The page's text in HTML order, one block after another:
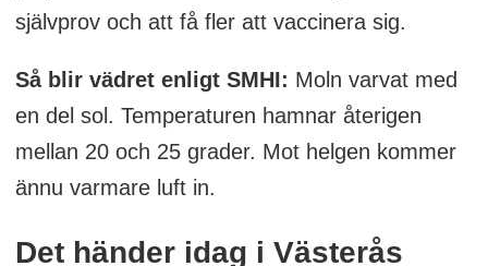
självprov och att få fler att vaccinera sig.
Så blir vädret enligt SMHI: Moln varvat med
en del sol. Temperaturen hamnar återigen
mellan 20 och 25 grader. Mot helgen kommer
ännu varmare luft in.
Det händer idag i Västerås